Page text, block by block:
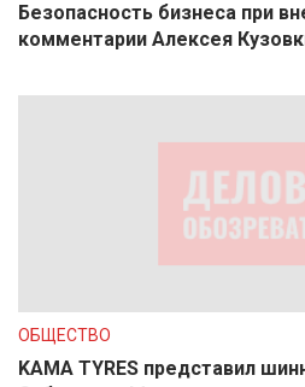
Безопасность бизнеса при
комментарии Алексея
ОБЩЕСТВО
KAMA TYRES представил